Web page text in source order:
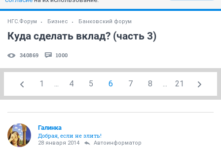
НГС.Форум Бизнес Банковский форум
Куда сделать вклад? (часть 3)
340869 1000
1 ... 4 5 6 7 8 ... 21
Галинка
Добрая, если не злить!
28 января 2014 Автоинформатор